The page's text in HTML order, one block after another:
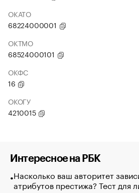
ОКАТО
68224000001
ОКТМО
68524000101
ОКФС
16
ОКОГУ
4210015
Интересное на РБК
Насколько ваш авторитет
атрибутов престижа? Тест для